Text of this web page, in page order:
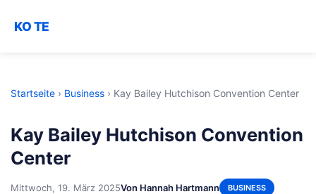
KO TE
Startseite › Business › Kay Bailey Hutchison Convention Center
Kay Bailey Hutchison Convention
Center
Mittwoch, 19. März 2025Von Hannah Hartmann BUSINESS